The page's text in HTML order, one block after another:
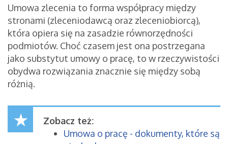
Umowa zlecenia to forma współpracy między
stronami (zleceniodawcą oraz zleceniobiorcą),
która opiera się na zasadzie równorzędności
podmiotów. Choć czasem jest ona postrzegana
jako substytut umowy o pracę, to w rzeczywistości
obydwa rozwiązania znacznie się między sobą
różnią.
Zobacz też:
Umowa o pracę - dokumenty, które są